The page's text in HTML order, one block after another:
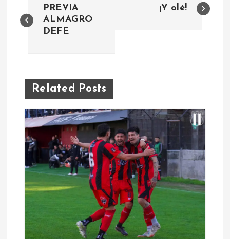
a
e
g
a
ó
n
PREVIA
ALMAGRO
DEFE
¡Y olé!
Related Posts